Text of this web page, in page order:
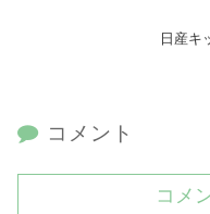
日産キ
コメント
コメ